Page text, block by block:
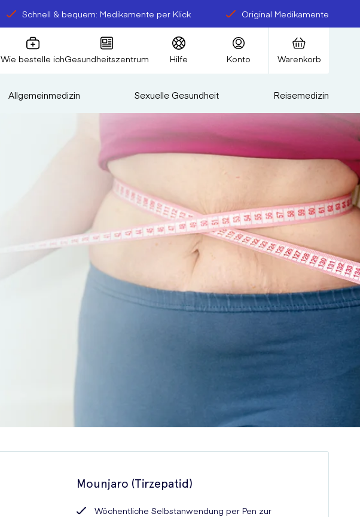
Schnell & bequem: Medikamente per Klick Original Medikamente
Wie bestelle ichGesundheitszentrum Hilfe Konto Warenkorb
Allgemeinmedizin Sexuelle Gesundheit Reisemedizin
Mounjaro (Tirzepatid)
Wöchentliche Selbstanwendung per Pen zur